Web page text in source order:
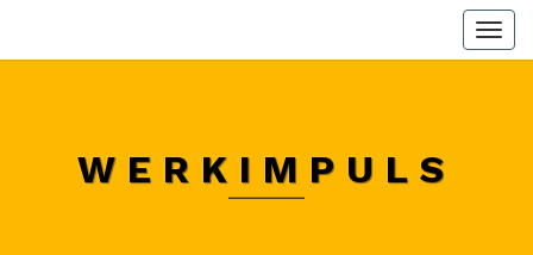
WERKIMPULS